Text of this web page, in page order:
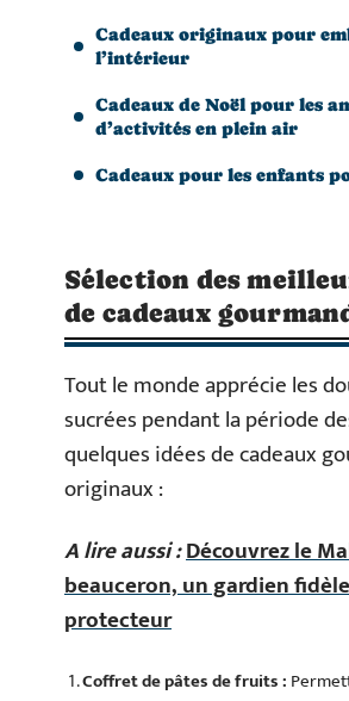
Cadeaux originaux pour
l’intérieur
Cadeaux de Noël pour les
d’activités en plein air
Cadeaux pour les enfants
Sélection des
de cadeaux
Tout le monde apprécie les
sucrées pendant la période
quelques idées de cadeaux
originaux :
A lire aussi :Découvrez le
beauceron, un gardien
protecteur
Coffret de pâtes de fruits :